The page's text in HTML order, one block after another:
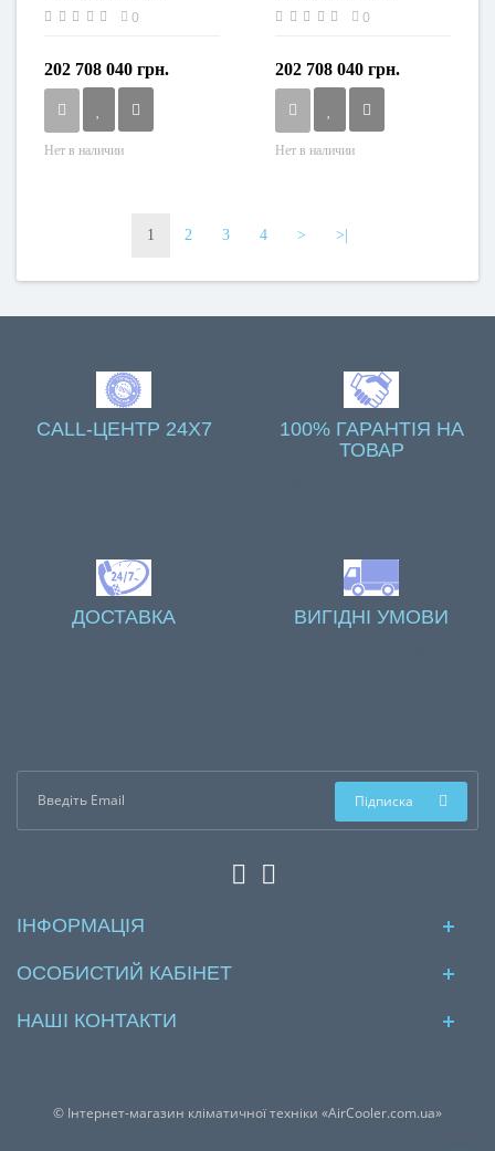
0
202 708 040 грн.
Нет в наличии
0
202 708 040 грн.
Нет в наличии
1 2 3 4 > >|
CALL-ЦЕНТР 24X7
100% ГАРАНТІЯ НА
ТОВАР
ДОСТАВКА ВИГІДНІ УМОВИ
Підписка
ІНФОРМАЦІЯ
ОСОБИСТИЙ КАБІНЕТ
НАШІ КОНТАКТИ
© Інтернет-магазин кліматичної техніки «AirCooler.com.ua»